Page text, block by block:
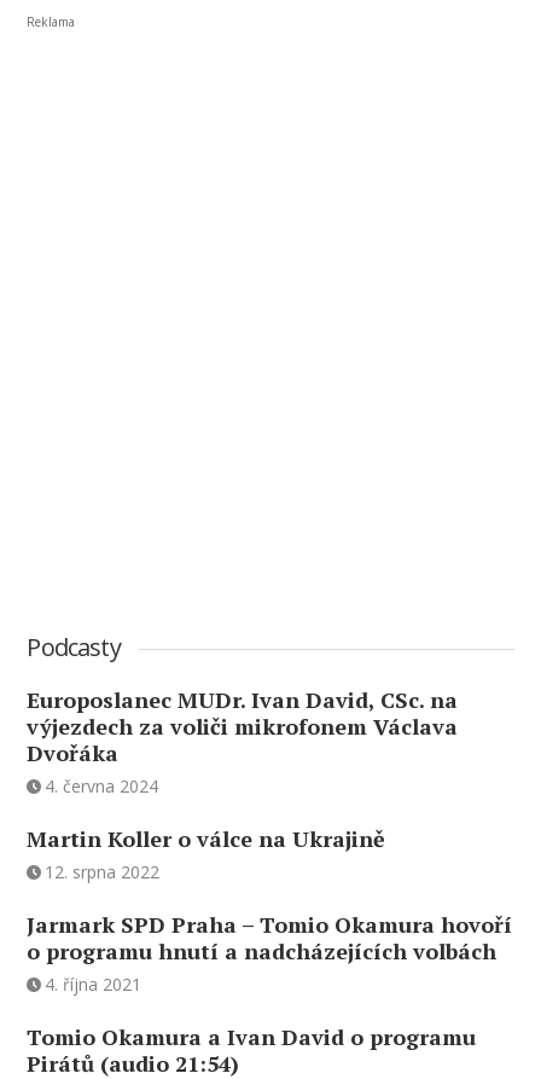
Reklama
Podcasty
Europoslanec MUDr. Ivan David, CSc. na
výjezdech za voliči mikrofonem Václava
Dvořáka
4. června 2024
Martin Koller o válce na Ukrajině
12. srpna 2022
Jarmark SPD Praha – Tomio Okamura hovoří
o programu hnutí a nadcházejících volbách
4. října 2021
Tomio Okamura a Ivan David o programu
Pirátů (audio 21:54)